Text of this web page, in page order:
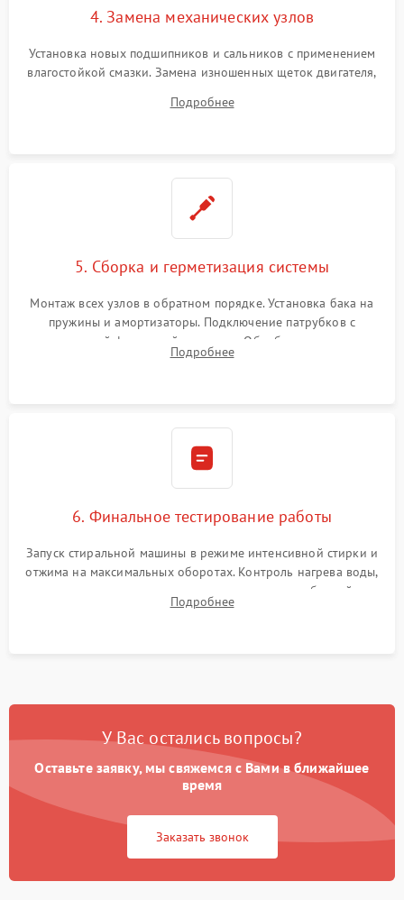
4. Замена механических узлов
Установка новых подшипников и сальников с применением
влагостойкой смазки. Замена изношенных щеток двигателя,
или поврежденной резиновой манжеты.
Подробнее
5. Сборка и герметизация системы
Монтаж всех узлов в обратном порядке. Установка бака на
пружины и амортизаторы. Подключение патрубков с
надежной фиксацией хомутами. Обработка стыков
герметиком для предотвращения возможных протечек воды.
Подробнее
6. Финальное тестирование работы
Запуск стиральной машины в режиме интенсивной стирки и
отжима на максимальных оборотах. Контроль нагрева воды,
корректности слива, отсутствия излишних вибраций,
посторонних стуков и протечек под корпусом.
Подробнее
У Вас остались вопросы?
Оставьте заявку, мы свяжемся с Вами в ближайшее
время
Заказать звонок